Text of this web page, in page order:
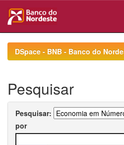
navigationDSpace - BNB - Banco do
Pesquisar
Pesquisar:
por